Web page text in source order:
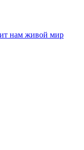
нам живой мир